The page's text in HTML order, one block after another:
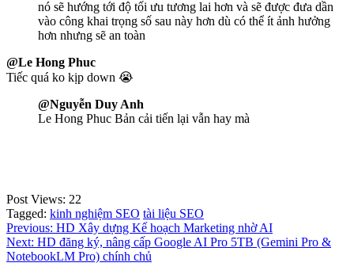
nó sẽ hướng tới độ tối ưu tương lai hơn và sẽ được đưa dần
vào công khai trọng số sau này hơn dù có thể ít ảnh hưởng
hơn nhưng sẽ an toàn
@Le Hong Phuc
Tiếc quá ko kịp down 😭
@Nguyễn Duy Anh
Le Hong Phuc Bản cải tiến lại vẫn hay mà
Post Views: 22
Tagged: kinh nghiệm SEO tài liệu SEO
Điều
hướng
Previous: HD Xây dựng Kế hoạch Marketing nhờ AI
Next: HD đăng ký, nâng cấp Google AI Pro 5TB (Gemini Pro &
NotebookLM Pro) chính chủ